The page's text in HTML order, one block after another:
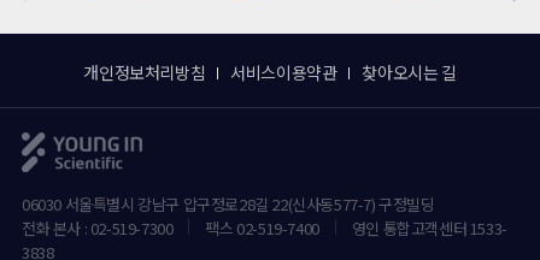
개인정보처리방침 서비스이용약관 찾아오시는 길
06030 서울특별시 강남구 압구정로28길 22(신사동577-7) 구정빌딩
전화 본사 : 02-519-7300
팩스 02-519-7400
영인 통합고객센터 1533-
3838